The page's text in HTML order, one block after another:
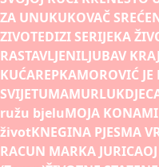
ZA UNUKUKOVAČ SREĆE
ZIVOTEDIZI SERIJEKA
RASTAVLJENILJUBAV
KUĆAREPKAMOROVIĆ JE
SVIJETUMAMURLUK
ružu bjeluMOJA KONA
životKNEGINA PJESMA
RACUN MARKA JURICA